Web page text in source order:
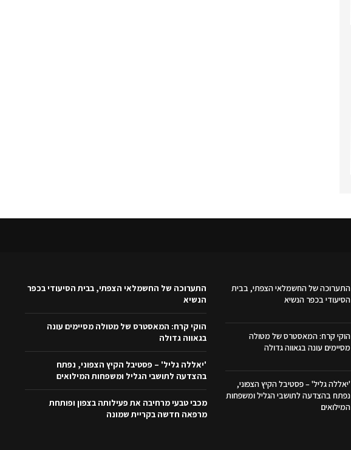
התערוכה של החשמלאי הצפתי, בבית
הסיעודי בכפר הנשיא
הוקי קרח: המאסטרס של מטולה
מסיימים עונה בגאווה גדולה
'יאללה גליל' – פסטיבל הקיץ הצפוני,
נפתח בהצדעה לתושבי הגליל ומשפחות
המילואים
התערוכה של החשמלאי הצפתי, בבית הסיעודי בכפר
הנשיא
הוקי קרח: המאסטרס של מטולה מסיימים עונה
בגאווה גדולה
'יאללה גליל' – פסטיבל הקיץ הצפוני, נפתח
בהצדעה לתושבי הגליל ומשפחות המילואים
מכבי טבעי מרחיבה את פעילותה בצפון ופותחת
מרפאה חדשה בקריית שמונה